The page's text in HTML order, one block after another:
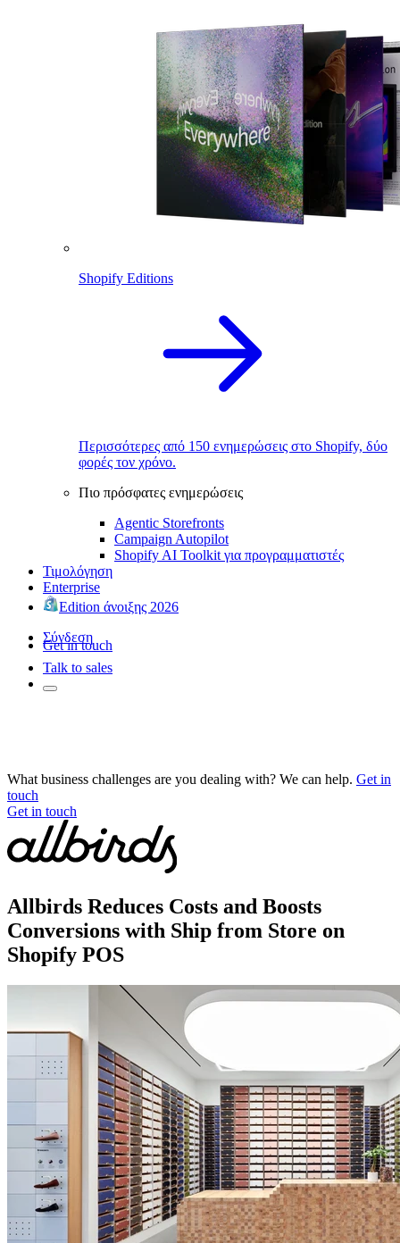
Shopify Editions
Περισσότερες από 150 ενημερώσεις στο Shopify, δύο
φορές τον χρόνο.
Πιο πρόσφατες ενημερώσεις
Agentic Storefronts
Campaign Autopilot
Shopify AI Toolkit για προγραμματιστές
Τιμολόγηση
Enterprise
Edition άνοιξης 2026
Σύνδεση
Get in touch
Talk to sales
What business challenges are you dealing with? We can help. Get in
touch
Get in touch
Allbirds Reduces Costs and Boosts
Conversions with Ship from Store on
Shopify POS